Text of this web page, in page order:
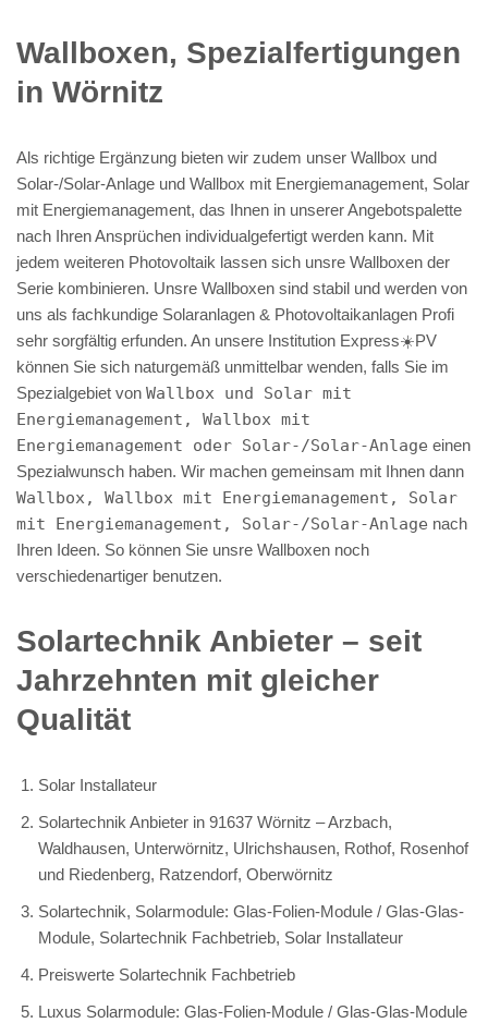
Wallboxen, Spezialfertigungen
in Wörnitz
Als richtige Ergänzung bieten wir zudem unser Wallbox und
Solar-/Solar-Anlage und Wallbox mit Energiemanagement, Solar
mit Energiemanagement, das Ihnen in unserer Angebotspalette
nach Ihren Ansprüchen individualgefertigt werden kann. Mit
jedem weiteren Photovoltaik lassen sich unsre Wallboxen der
Serie kombinieren. Unsre Wallboxen sind stabil und werden von
uns als fachkundige Solaranlagen & Photovoltaikanlagen Profi
sehr sorgfältig erfunden. An unsere Institution Express☀️PV️
können Sie sich naturgemäß unmittelbar wenden, falls Sie im
Spezialgebiet von Wallbox und Solar mit
Energiemanagement, Wallbox mit
Energiemanagement oder Solar-/Solar-Anlage einen
Spezialwunsch haben. Wir machen gemeinsam mit Ihnen dann
Wallbox, Wallbox mit Energiemanagement, Solar
mit Energiemanagement, Solar-/Solar-Anlage nach
Ihren Ideen. So können Sie unsre Wallboxen noch
verschiedenartiger benutzen.
Solartechnik Anbieter – seit
Jahrzehnten mit gleicher
Qualität
Solar Installateur
Solartechnik Anbieter in 91637 Wörnitz – Arzbach,
Waldhausen, Unterwörnitz, Ulrichshausen, Rothof, Rosenhof
und Riedenberg, Ratzendorf, Oberwörnitz
Solartechnik, Solarmodule: Glas-Folien-Module / Glas-Glas-
Module, Solartechnik Fachbetrieb, Solar Installateur
Preiswerte Solartechnik Fachbetrieb
Luxus Solarmodule: Glas-Folien-Module / Glas-Glas-Module